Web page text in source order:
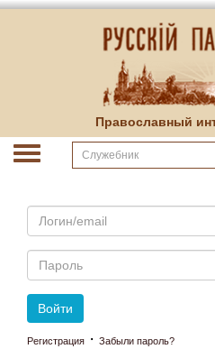
Православный
Email
Пароль
Войти
Регистрация · Забыли пароль?